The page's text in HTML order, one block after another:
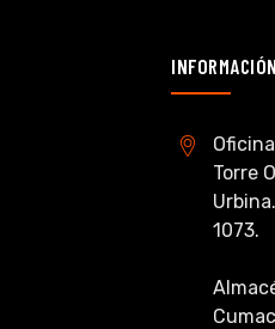
INFORMACIÓN
Torre
1073.